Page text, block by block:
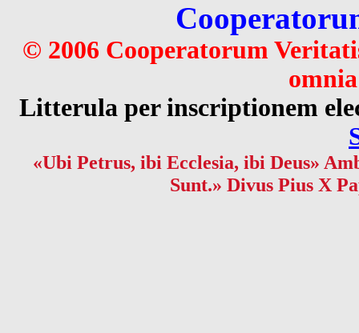
© 2006 Cooperatorum
Litterula per inscriptionem
«Ubi Petrus, ibi Ecclesia, ibi Deus»
Sunt.» Divus Pius X